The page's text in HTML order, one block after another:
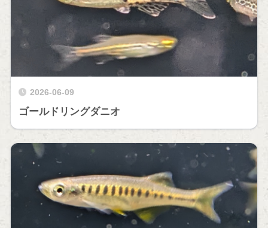
2026-06-09
ゴールドリングダニオ